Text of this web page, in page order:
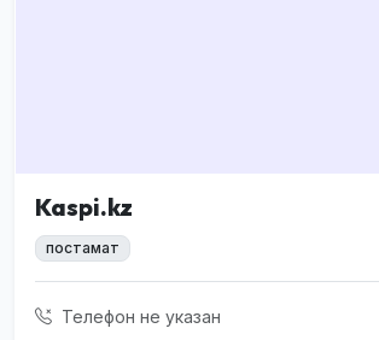
Kaspi.kz
постамат
Телефон не указан